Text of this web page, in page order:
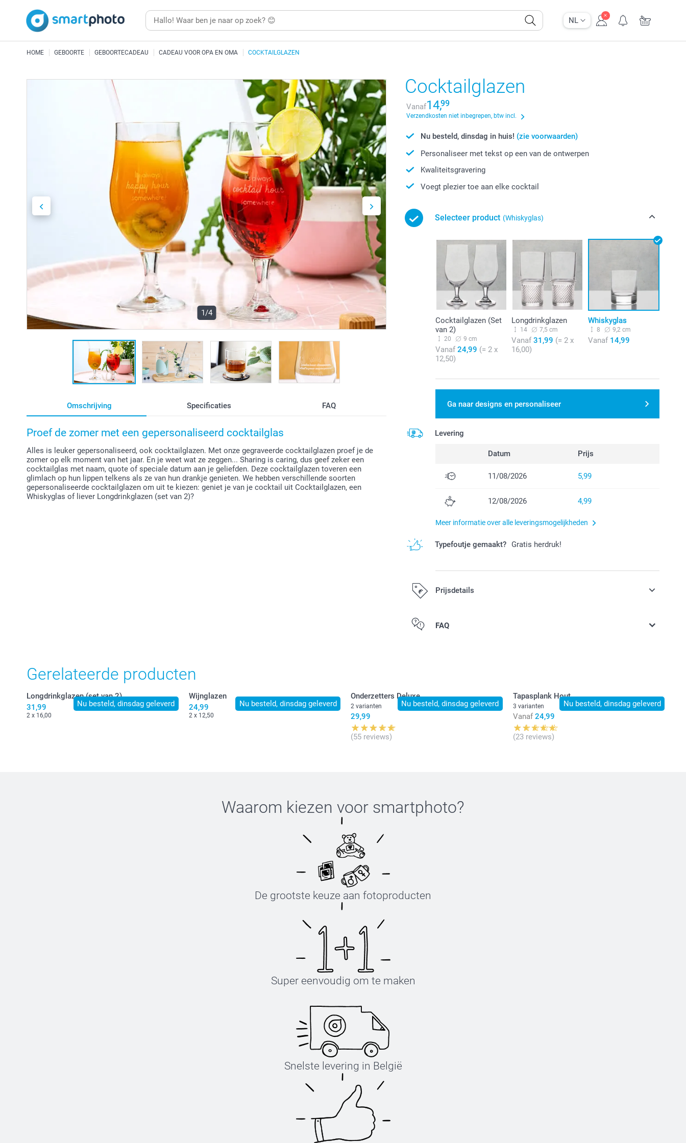
NL
HOME GEBOORTE GEBOORTECADEAU CADEAU VOOR OPA EN OMA COCKTAILGLAZEN
1/4
Omschrijving Specificaties FAQ
Proef de zomer met een gepersonaliseerd cocktailglas
Alles is leuker gepersonaliseerd, ook cocktailglazen. Met onze gegraveerde cocktailglazen proef je de
zomer op elk moment van het jaar. En je weet wat ze zeggen... Sharing is caring, dus geef zeker een
cocktailglas met naam, quote of speciale datum aan je geliefden. Deze cocktailglazen toveren een
glimlach op hun lippen telkens als ze van hun drankje genieten. We hebben verschillende soorten
gepersonaliseerde cocktailglazen om uit te kiezen: geniet je van je cocktail uit Cocktailglazen, een
Whiskyglas of liever Longdrinkglazen (set van 2)?
Cocktailglazen
Vanaf14,99
Verzendkosten niet inbegrepen, btw incl.
Nu besteld, dinsdag in huis! (zie voorwaarden)
Personaliseer met tekst op een van de ontwerpen
Kwaliteitsgravering
Voegt plezier toe aan elke cocktail
Selecteer product (Whiskyglas)
Cocktailglazen (Set
van 2)
20 9 cm
Vanaf 24,99 (= 2 x
12,50)
Longdrinkglazen
14 7,5 cm
Vanaf 31,99 (= 2 x
16,00)
Whiskyglas
8 9,2 cm
Vanaf14,99
Ga naar designs en personaliseer
Levering
Datum Prijs
11/08/2026 5,99
12/08/2026 4,99
Meer informatie over alle leveringsmogelijkheden
Typefoutje gemaakt? Gratis herdruk!
Prijsdetails
Alle prijzen zijn in EURO (€) inclusief BTW en exclusief verzendkosten.
FAQ
Gerelateerde producten
Nu besteld, dinsdag geleverd
Longdrinkglazen (set van 2)
31,99
2 x 16,00
Nu besteld, dinsdag geleverd
Wijnglazen
24,99
2 x 12,50
Nu besteld, dinsdag geleverd
Onderzetters Deluxe
2 varianten
29,99
(55 reviews)
Nu besteld, dinsdag geleverd
Tapasplank Hout
3 varianten
Vanaf 24,99
(23 reviews)
Waarom kiezen voor smartphoto?
De grootste keuze aan fotoproducten
Super eenvoudig om te maken
Snelste levering in België